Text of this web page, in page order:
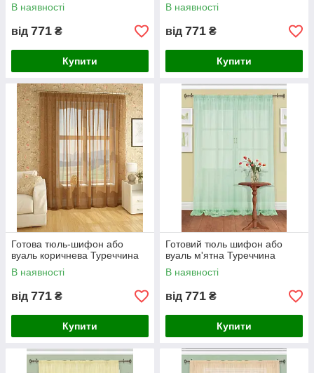
В наявності
від 771 ₴
Купити
В наявності
від 771 ₴
Купити
Готова тюль-шифон або
вуаль коричнева Туреччина
В наявності
від 771 ₴
Купити
Готовий тюль шифон або
вуаль м'ятна Туреччина
В наявності
від 771 ₴
Купити